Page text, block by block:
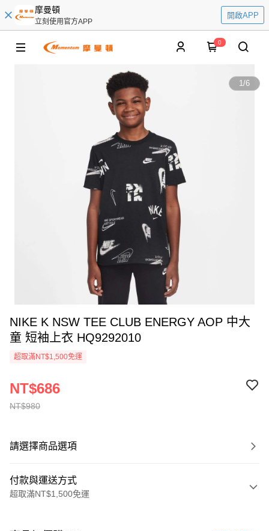
摩曼頓
立刻使用官方APP
開啟APP
0
1/6
NIKE K NSW TEE CLUB ENERGY AOP 中大
童 短袖上衣 HQ9292010
超取滿NT$1,500免運
NT$980
NT$686
請選擇商品選項
付款與運送方式
超取滿NT$1,500免運